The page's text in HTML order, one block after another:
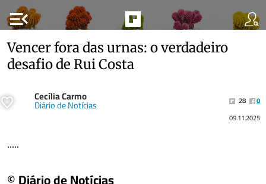
menu_open
Vencer fora das urnas: o verdadeiro
desafio de Rui Costa
Cecília Carmo
Diário de Notícias 28
0
09.11.2025
.....